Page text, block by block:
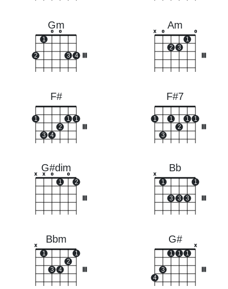
Gm
2
1
o o
3 4
Am
x o
2 3
1
o
F#
1
3 4
2
1 1
F#7
1
3
1
2
1 1
G#dim
x x o
1
o
2
Bb
x
1
3 3 3
1
Bbm
x
1
3 4
2
1
G#
4
3
1 1 1
x